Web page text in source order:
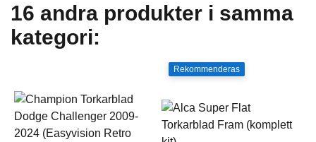
16 andra produkter i samma
kategori:
Rekommenderas